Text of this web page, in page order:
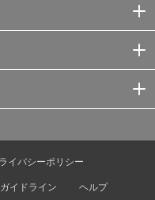
イバシーポリシー
イドライン ヘルプ